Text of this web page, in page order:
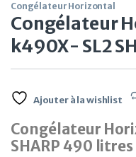
Congélateur Horizontal
Congélateur
k490X- SL2
Ajouter à la wishlist
Congélateur
SHARP 490 litres